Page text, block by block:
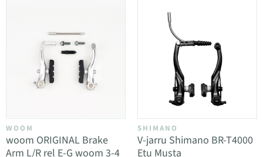
WOOM
woom ORIGINAL Brake
Arm L/R rel E-G woom 3-4
SHIMANO
V-jarru Shimano BR-T4000
Etu Musta